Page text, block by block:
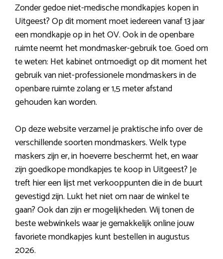
Zonder gedoe niet-medische mondkapjes kopen in
Uitgeest? Op dit moment moet iedereen vanaf 13 jaar
een mondkapje op in het OV. Ook in de openbare
ruimte neemt het mondmasker-gebruik toe. Goed om
te weten: Het kabinet ontmoedigt op dit moment het
gebruik van niet-professionele mondmaskers in de
openbare ruimte zolang er 1,5 meter afstand
gehouden kan worden.
Op deze website verzamel je praktische info over de
verschillende soorten mondmaskers. Welk type
maskers zijn er, in hoeverre beschermt het, en waar
zijn goedkope mondkapjes te koop in Uitgeest? Je
treft hier een lijst met verkooppunten die in de buurt
gevestigd zijn. Lukt het niet om naar de winkel te
gaan? Ook dan zijn er mogelijkheden. Wij tonen de
beste webwinkels waar je gemakkelijk online jouw
favoriete mondkapjes kunt bestellen in augustus
2026.